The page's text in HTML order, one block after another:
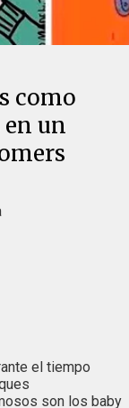
como
un
el tiempo
son los baby